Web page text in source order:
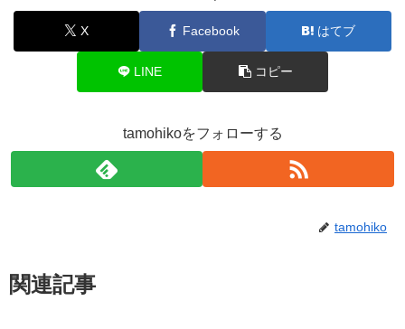
X Facebook はてブ
LINE コピー
tamohikoをフォローする
tamohiko
関連記事